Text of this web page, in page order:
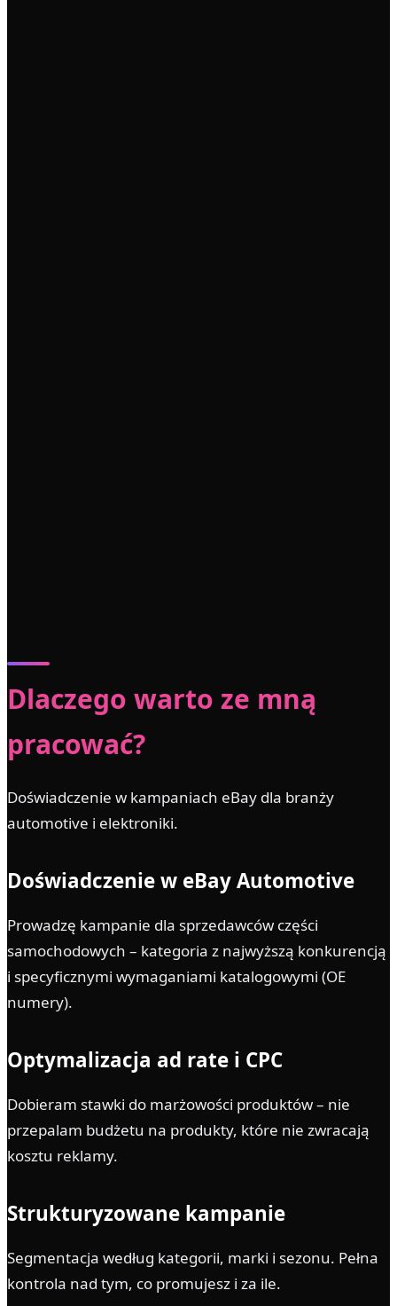
Dlaczego warto ze mną
pracować?
Doświadczenie w kampaniach eBay dla branży
automotive i elektroniki.
Doświadczenie w eBay Automotive
Prowadzę kampanie dla sprzedawców części
samochodowych – kategoria z najwyższą konkurencją
i specyficznymi wymaganiami katalogowymi (OE
numery).
Optymalizacja ad rate i CPC
Dobieram stawki do marżowości produktów – nie
przepalam budżetu na produkty, które nie zwracają
kosztu reklamy.
Strukturyzowane kampanie
Segmentacja według kategorii, marki i sezonu. Pełna
kontrola nad tym, co promujesz i za ile.